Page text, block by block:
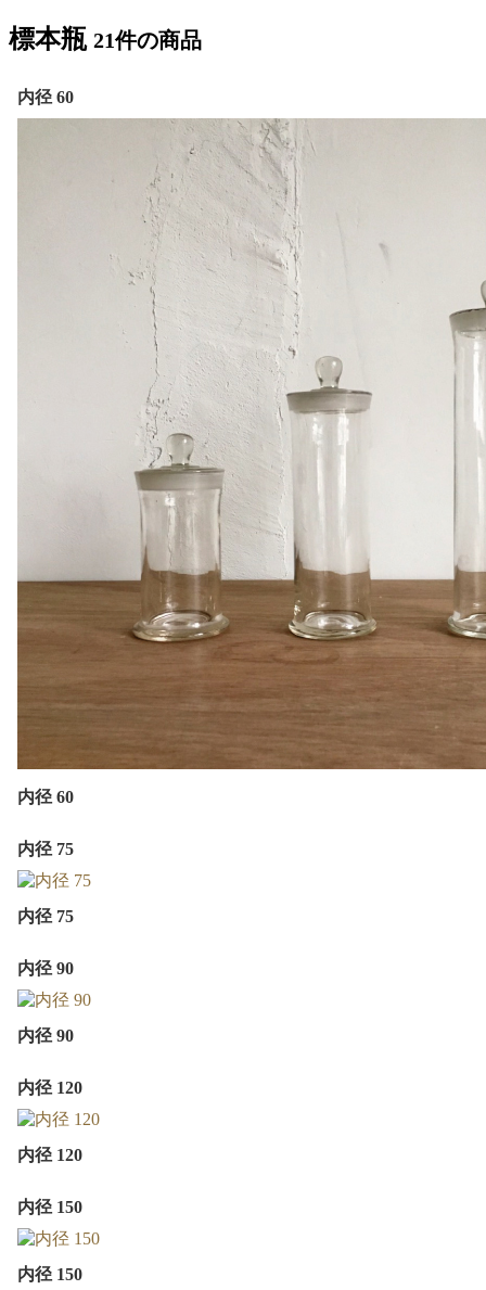
標本瓶 21件の商品
内径 60
内径 60
内径 75
内径 75
内径 90
内径 90
内径 120
内径 120
内径 150
内径 150